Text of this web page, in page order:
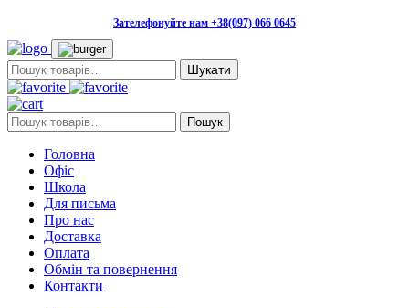
Зателефонуйте нам +38(097) 066 0645
Пошук:
Пошук: Пошук
Головна
Офіс
Школа
Для письма
Про нас
Доставка
Оплата
Обмін та повернення
Контакти